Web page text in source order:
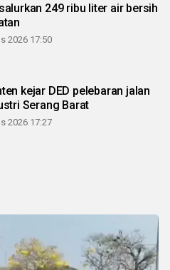
249 ribu liter air bersih
2026 17:50
kejar DED pelebaran jalan
Serang Barat
2026 17:27